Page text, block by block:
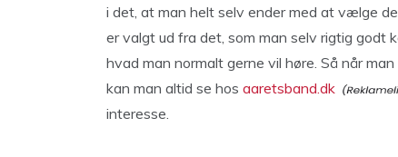
i det, at man helt selv ender med at vælge
er valgt ud fra det, som man selv rigtig godt
hvad man normalt gerne vil høre. Så når
kan man altid se hos aaretsband.dk
interesse.